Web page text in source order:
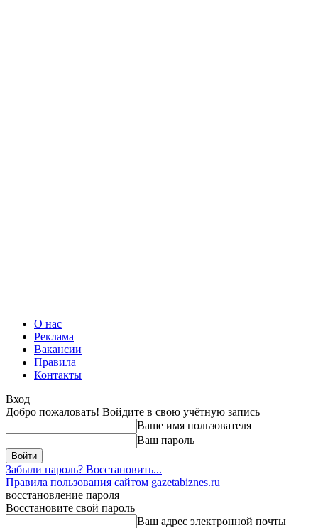
О нас
Реклама
Вакансии
Правила
Контакты
Вход
Добро пожаловать! Войдите в свою учётную запись
Ваше имя пользователя
Ваш пароль
Забыли пароль? Восстановить...
Правила пользования сайтом gazetabiznes.ru
восстановление пароля
Восстановите свой пароль
Ваш адрес электронной почты